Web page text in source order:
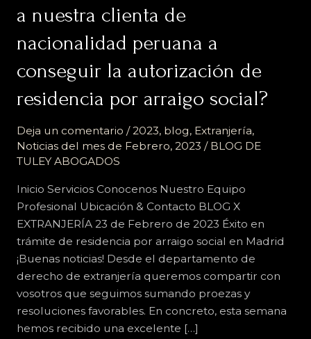
a nuestra clienta de
nacionalidad peruana a
conseguir la autorización de
residencia por arraigo social?
Deja un comentario /2023, blog, Extranjería,
Noticias del mes de Febrero, 2023 / BLOG DE
TULEY ABOGADOS
Inicio Servicios Conocenos Nuestro Equipo
Profesional Ubicación & Contacto BLOG X
EXTRANJERÍA 23 de Febrero de 2023 Éxito en
trámite de residencia por arraigo social en Madrid
¡Buenas noticias! Desde el departamento de
derecho de extranjería queremos compartir con
vosotros que seguimos sumando proezas y
resoluciones favorables. En concreto, esta semana
hemos recibido una excelente […]
autorización
de
por
arraigo